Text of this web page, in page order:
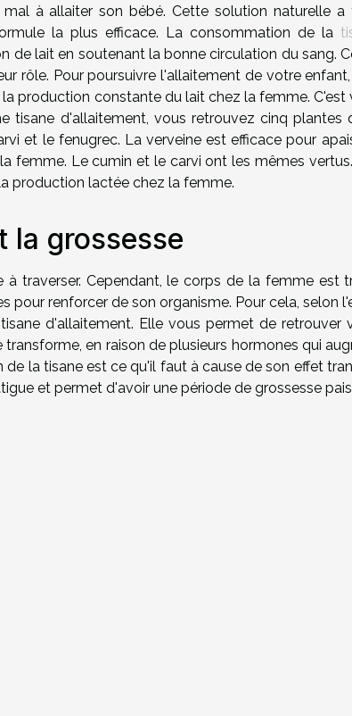
à allaiter son bébé. Cette solution naturelle
la plus efficace. La consommation de la
de lait en soutenant la bonne circulation du sang.
rôle. Pour poursuivre l'allaitement de votre
production constante du lait chez la femme.
tisane d'allaitement, vous retrouvez cinq plantes
et le fenugrec. La verveine est efficace pour
femme. Le cumin et le carvi ont les mêmes
production lactée chez la femme.
la grossesse
à traverser. Cependant, le corps de la femme est
pour renforcer de son organisme. Pour cela, selon
d'allaitement. Elle vous permet de retrouver
en raison de plusieurs hormones qui
la tisane est ce qu'il faut à cause de son effet
et permet d'avoir une période de grossesse